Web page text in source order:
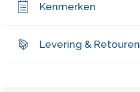
Kenmerken
Levering & Retouren